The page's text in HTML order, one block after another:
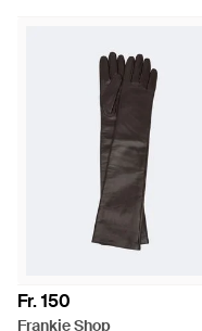
Fr. 150
Frankie Shop